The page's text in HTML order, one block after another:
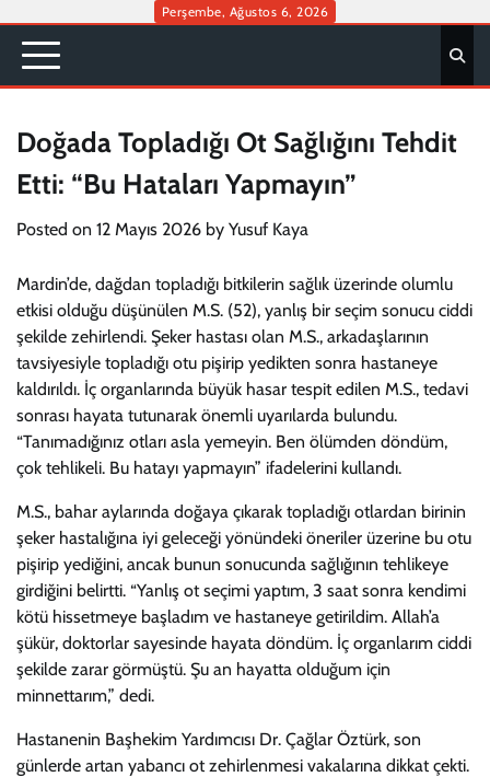
content
Perşembe, Ağustos 6, 2026
Doğada Topladığı Ot Sağlığını Tehdit
Etti: “Bu Hataları Yapmayın”
Posted on 12 Mayıs 2026 by Yusuf Kaya
Mardin’de, dağdan topladığı bitkilerin sağlık üzerinde olumlu
etkisi olduğu düşünülen M.S. (52), yanlış bir seçim sonucu ciddi
şekilde zehirlendi. Şeker hastası olan M.S., arkadaşlarının
tavsiyesiyle topladığı otu pişirip yedikten sonra hastaneye
kaldırıldı. İç organlarında büyük hasar tespit edilen M.S., tedavi
sonrası hayata tutunarak önemli uyarılarda bulundu.
“Tanımadığınız otları asla yemeyin. Ben ölümden döndüm,
çok tehlikeli. Bu hatayı yapmayın” ifadelerini kullandı.
M.S., bahar aylarında doğaya çıkarak topladığı otlardan birinin
şeker hastalığına iyi geleceği yönündeki öneriler üzerine bu otu
pişirip yediğini, ancak bunun sonucunda sağlığının tehlikeye
girdiğini belirtti. “Yanlış ot seçimi yaptım, 3 saat sonra kendimi
kötü hissetmeye başladım ve hastaneye getirildim. Allah’a
şükür, doktorlar sayesinde hayata döndüm. İç organlarım ciddi
şekilde zarar görmüştü. Şu an hayatta olduğum için
minnettarım,” dedi.
Hastanenin Başhekim Yardımcısı Dr. Çağlar Öztürk, son
günlerde artan yabancı ot zehirlenmesi vakalarına dikkat çekti.